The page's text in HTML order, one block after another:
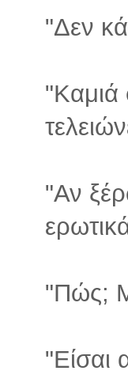
"Δεν
"Καμιά
"Αν
"Πώς;
"Είσαι